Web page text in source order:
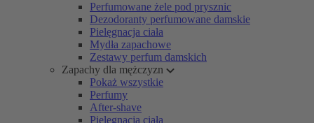
Perfumowane żele pod prysznic
Dezodoranty perfumowane damskie
Pielęgnacja ciała
Mydła zapachowe
Zestawy perfum damskich
Zapachy dla mężczyzn
Pokaż wszystkie
Perfumy
After-shave
Pielęgnacja ciała